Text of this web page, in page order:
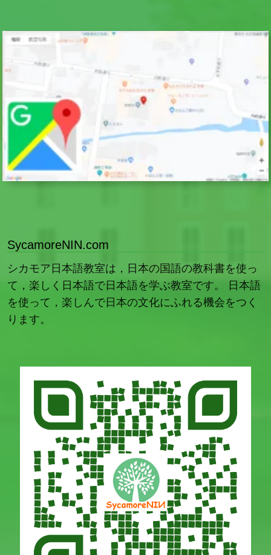
SycamoreNIN.com
シカモア日本語教室は，日本の国語の教科書を使っ
て，楽しく日本語で日本語を学ぶ教室です。 日本語
を使って，楽しんで日本の文化にふれる機会をつく
ります。